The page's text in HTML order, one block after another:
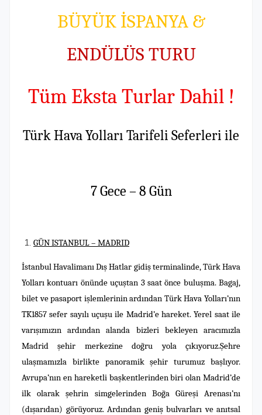
BÜYÜK İSPANYA &
ENDÜLÜS TURU
Tüm Eksta Turlar Dahil !
Türk Hava Yolları Tarifeli Seferleri ile
7 Gece – 8 Gün
GÜN ISTANBUL – MADRID
İstanbul Havalimanı Dış Hatlar gidiş terminalinde, Türk Hava
Yolları kontuarı önünde uçuştan 3 saat önce buluşma. Bagaj,
bilet ve pasaport işlemlerinin ardından Türk Hava Yolları’nın
TK1857 sefer sayılı uçuşu ile Madrid’e hareket. Yerel saat ile
varışımızın ardından alanda bizleri bekleyen aracımızla
Madrid şehir merkezine doğru yola çıkıyoruz.Şehre
ulaşmamızla birlikte panoramik şehir turumuz başlıyor.
Avrupa’nın en hareketli başkentlerinden biri olan Madrid’de
ilk olarak şehrin simgelerinden Boğa Güreşi Arenası’nı
(dışarıdan) görüyoruz. Ardından geniş bulvarları ve anıtsal